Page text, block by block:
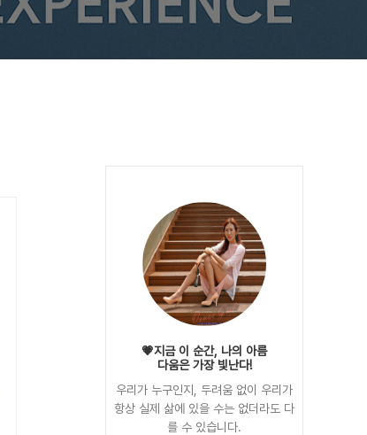
💗지금 이 순간, 나의 아름
다움은 가장 빛난다!
우리가 누구인지, 두려움 없이 우리가
항상 실제 삶에 있을 수는 없더라도 다
를 수 있습니다.